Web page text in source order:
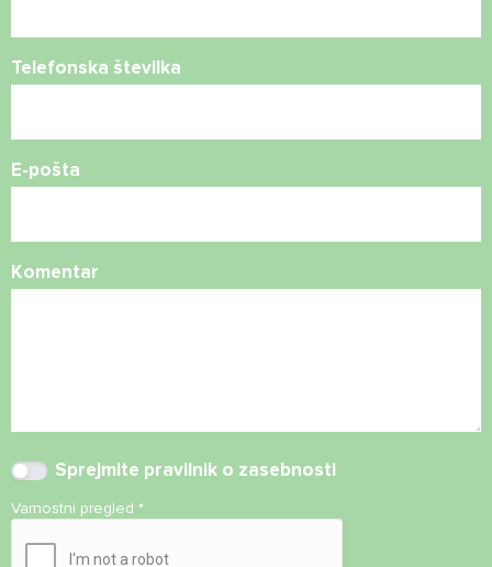
Telefonska številka
E-pošta
Komentar
Sprejmite pravilnik o zasebnosti
Varnostni pregled *